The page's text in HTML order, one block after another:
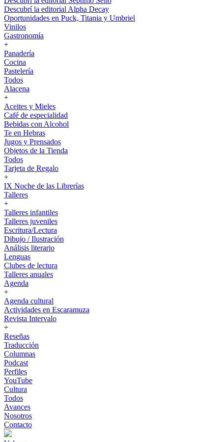
Descubrí la editorial Alpha Decay
Oportunidades en Puck, Titania y Umbriel
Vinilos
Gastronomía
+
Panadería
Cocina
Pastelería
Todos
Alacena
+
Aceites y Mieles
Café de especialidad
Bebidas con Alcohol
Te en Hebras
Jugos y Prensados
Objetos de la Tienda
Todos
Tarjeta de Regalo
+
IX Noche de las Librerías
Talleres
+
Talleres infantiles
Talleres juveniles
Escritura/Lectura
Dibujo / Ilustración
Análisis literario
Lenguas
Clubes de lectura
Talleres anuales
Agenda
+
Agenda cultural
Actividades en Escaramuza
Revista Intervalo
+
Reseñas
Traducción
Columnas
Podcast
Perfiles
YouTube
Cultura
Todos
Avances
Nosotros
Contacto